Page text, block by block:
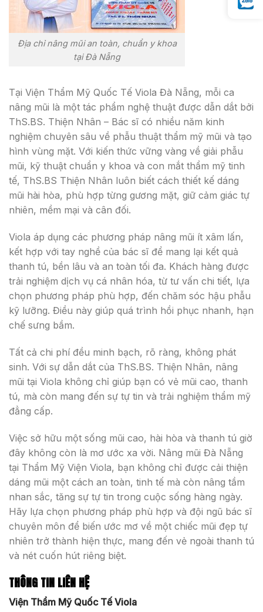
Địa chỉ nâng mũi an toàn, chuẩn y khoa
tại Đà Nẵng
Tại Viện Thẩm Mỹ Quốc Tế Viola Đà Nẵng, mỗi ca
nâng mũi là một tác phẩm nghệ thuật được dẫn dắt bởi
ThS.BS. Thiện Nhân – Bác sĩ có nhiều năm kinh
nghiệm chuyên sâu về phẫu thuật thẩm mỹ mũi và tạo
hình vùng mặt. Với kiến thức vững vàng về giải phẫu
mũi, kỹ thuật chuẩn y khoa và con mắt thẩm mỹ tinh
tế, ThS.BS Thiện Nhân luôn biết cách thiết kế dáng
mũi hài hòa, phù hợp từng gương mặt, giữ cảm giác tự
nhiên, mềm mại và cân đối.
Viola áp dụng các phương pháp nâng mũi ít xâm lấn,
kết hợp với tay nghề của bác sĩ để mang lại kết quả
thanh tú, bền lâu và an toàn tối đa. Khách hàng được
trải nghiệm dịch vụ cá nhân hóa, từ tư vấn chi tiết, lựa
chọn phương pháp phù hợp, đến chăm sóc hậu phẫu
kỹ lưỡng. Điều này giúp quá trình hồi phục nhanh, hạn
chế sưng bầm.
Tất cả chi phí đều minh bạch, rõ ràng, không phát
sinh. Với sự dẫn dắt của ThS.BS. Thiện Nhân, nâng
mũi tại Viola không chỉ giúp bạn có vẻ mũi cao, thanh
tú, mà còn mang đến sự tự tin và trải nghiệm thẩm mỹ
đẳng cấp.
Việc sở hữu một sống mũi cao, hài hòa và thanh tú giờ
đây không còn là mơ ước xa vời. Nâng mũi Đà Nẵng
tại Thẩm Mỹ Viện Viola, bạn không chỉ được cải thiện
dáng mũi một cách an toàn, tinh tế mà còn nâng tầm
nhan sắc, tăng sự tự tin trong cuộc sống hàng ngày.
Hãy lựa chọn phương pháp phù hợp và đội ngũ bác sĩ
chuyên môn để biến ước mơ về một chiếc mũi đẹp tự
nhiên trở thành hiện thực, mang đến vẻ ngoài thanh tú
và nét cuốn hút riêng biệt.
THÔNG TIN LIÊN HỆ
Viện Thẩm Mỹ Quốc Tế Viola